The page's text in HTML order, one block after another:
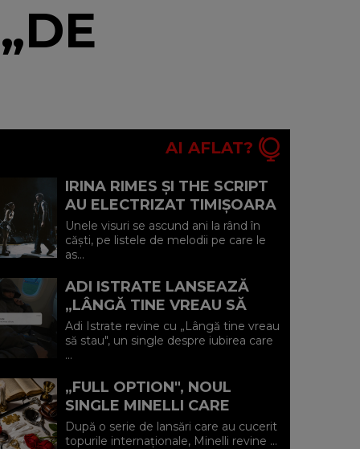
AI AFLAT?
IRINA RIMES ȘI THE SCRIPT
AU ELECTRIZAT TIMIȘOARA
CU UN DUET-SURPRIZĂ PE
„HALL OF FAME"
Unele visuri se ascund ani la rând în
căști, pe listele de melodii pe care le
as...
ADI ISTRATE LANSEAZĂ
„LÂNGĂ TINE VREAU SĂ
STAU" O DECLARAȚIE
SINCERĂ DESPRE IUBIREA
CARE ADUCE LINIȘ...
Adi Istrate revine cu „Lângă tine vreau
să stau", un single despre iubirea care
...
„FULL OPTION", NOUL
SINGLE MINELLI CARE
SPUNE RĂSPICAT: „TOTUL
SAU NIMIC"
După o serie de lansări care au cucerit
topurile internaționale, Minelli revine ...